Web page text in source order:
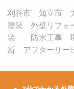
刈谷市 知立市
塗装 外壁リフ
装 防水工事 瑕
断 アフターサー